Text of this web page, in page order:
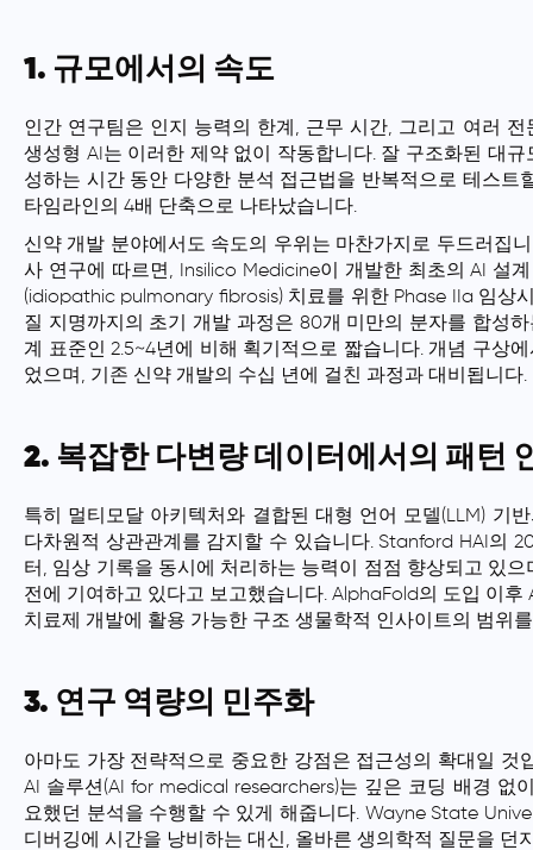
1. 규모에서의 속도
인간 연구팀은 인지 능력의 한계, 근무 시간, 그리고 여러
생성형 AI는 이러한 제약 없이 작동합니다. 잘 구조화된 대
성하는 시간 동안 다양한 분석 접근법을 반복적으로 테스트
타임라인의 4배 단축으로 나타났습니다.
신약 개발 분야에서도 속도의 우위는 마찬가지로 두드러집
사 연구에 따르면, Insilico Medicine이 개발한 최초의 AI 설
(idiopathic pulmonary fibrosis) 치료를 위한 Phase IIa 임상
질 지명까지의 초기 개발 과정은 80개 미만의 분자를 합성
계 표준인 2.5~4년에 비해 획기적으로 짧습니다. 개념 구상
었으며, 기존 신약 개발의 수십 년에 걸친 과정과 대비됩니다.
2. 복잡한 다변량 데이터에서의 패턴
특히 멀티모달 아키텍처와 결합된 대형 언어 모델(LLM) 기
다차원적 상관관계를 감지할 수 있습니다. Stanford HAI의
터, 임상 기록을 동시에 처리하는 능력이 점점 향상되고 있
전에 기여하고 있다고 보고했습니다. AlphaFold의 도입 이
치료제 개발에 활용 가능한 구조 생물학적 인사이트의 범위
3. 연구 역량의 민주화
아마도 가장 전략적으로 중요한 강점은 접근성의 확대일 것
AI 솔루션(AI for medical researchers)는 깊은 코딩 배경 없
요했던 분석을 수행할 수 있게 해줍니다. Wayne State
디버깅에 시간을 낭비하는 대신, 올바른 생의학적 질문을 던